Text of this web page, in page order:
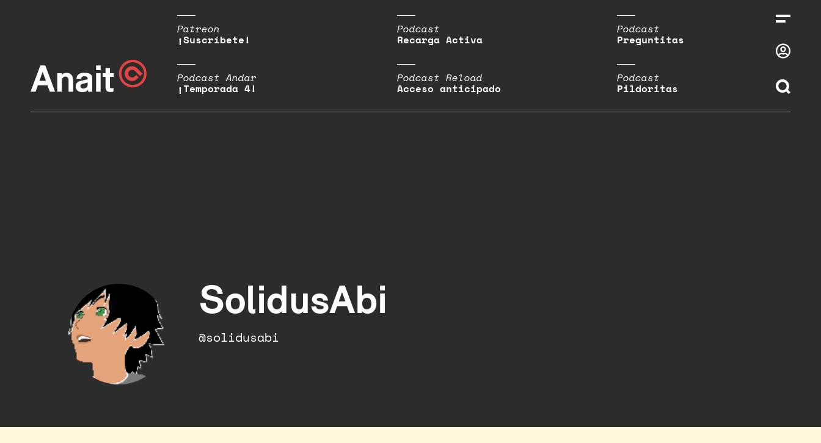
Patreon
¡Suscríbete!
Podcast
Recarga Activa
Podcast
Preguntitas
Podcast Andar
¡Temporada 4!
Podcast Reload
Acceso anticipado
Podcast
Pildoritas
SolidusAbi
@solidusabi